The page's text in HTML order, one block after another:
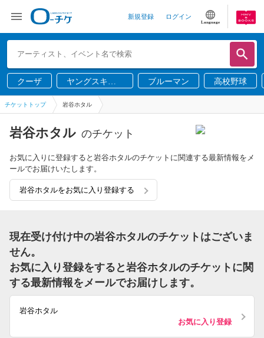
新規登録 ログイン
Language
クーザ
ヤングスキニ
ー
ブルーマン 高校野球
チケットトップ 岩谷ホタル
岩谷ホタル のチケット
お気に入りに登録すると岩谷ホタルのチケットに関連する最新情報をメ
ールでお届けいたします。
岩谷ホタルをお気に入り登録する
現在受け付け中の岩谷ホタルのチケットはございま
せん。
お気に入り登録をすると岩谷ホタルのチケットに関
する最新情報をメールでお届けします。
岩谷ホタル
お気に入り登録